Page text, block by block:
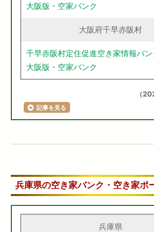
大阪版・空家バンク
大阪府千早赤阪村
千早赤阪村定住促進空き家情報バン
大阪版・空家バンク
（
記事を見る
兵庫県の空き家バンク・空き家ポ
兵庫県